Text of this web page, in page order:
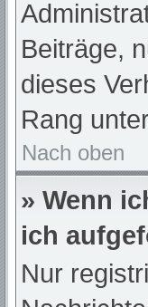
Beiträge,
dieses
Rang
Nach oben
» Wenn
ich
Nur